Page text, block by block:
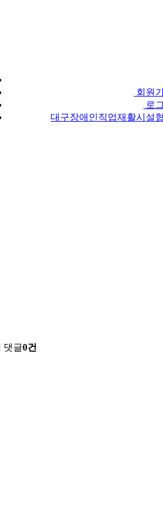
회원
로
대구장애인직업재활시설
댓글0건